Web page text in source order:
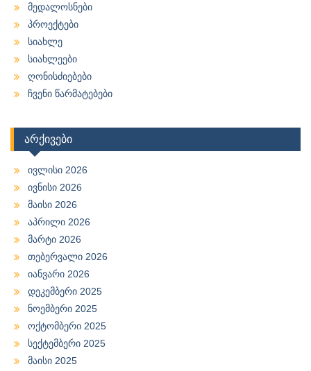
მედალოსნები
პროექტები
სიახლე
სიახლეები
ღონისძიებები
ჩვენი წარმატებები
არქივები
ივლისი 2026
ივნისი 2026
მაისი 2026
აპრილი 2026
მარტი 2026
თებერვალი 2026
იანვარი 2026
დეკემბერი 2025
ნოემბერი 2025
ოქტომბერი 2025
სექტემბერი 2025
მაისი 2025